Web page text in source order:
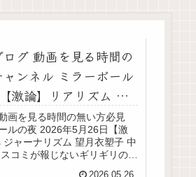
グ 動画を見る時間の
ンネル ミラーボール
激論】リアリズム 伊
ム 望月衣塑子 中道
!マスコミが報じないギ
テキスト要約
画を見る時間の無い方必見
ルの夜 2026年5月26日【激
ャーナリズム 望月衣塑子 中
コミが報じないギリギリの裏
2026.05.26